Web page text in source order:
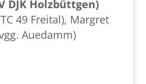
DJK Holzbüttgen)
49 Freital), Margret
Auedamm)